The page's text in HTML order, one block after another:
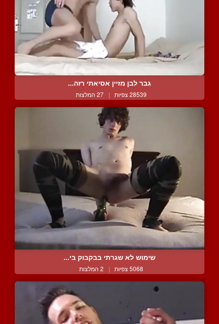
גבר לבן מזיין אסיאתי רזה...
28539 צפיות | 27 המלצות
שימוש לא שגרתי בבקבוק בי...
5068 צפיות | 2 המלצות